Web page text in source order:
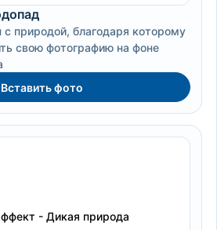
природой, благодаря которому
свою фотографию на фоне
Вставить фото